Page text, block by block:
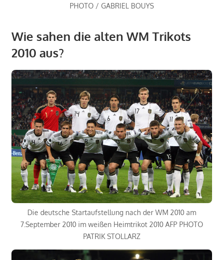
PHOTO / GABRIEL BOUYS
Wie sahen die alten WM Trikots
2010 aus?
Die deutsche Startaufstellung nach der WM 2010 am
7.September 2010 im weißen Heimtrikot 2010 AFP PHOTO
PATRIK STOLLARZ